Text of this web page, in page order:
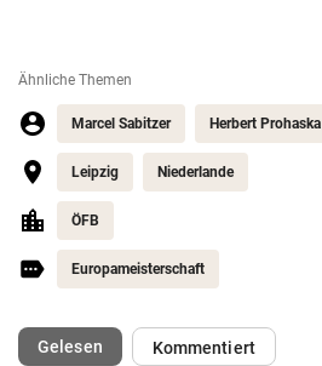
Ähnliche Themen
Marcel Sabitzer Herbert Prohaska
Leipzig Niederlande
ÖFB
Europameisterschaft
Gelesen(ausgewählt)Kommentiert